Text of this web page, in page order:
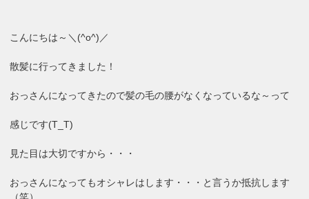
こんにちは～＼(^o^)／
散髪に行ってきました！
おっさんになってきたので髪の毛の腰がなくなっているな～って
感じです(T_T)
見た目は大切ですから・・・
おっさんになってもオシャレはします・・・と言うか抵抗します
（笑）